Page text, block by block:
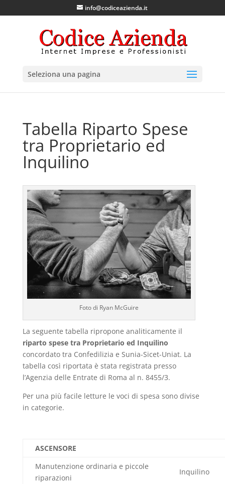
info@codiceazienda.it
Seleziona una pagina
Tabella Riparto Spese
tra Proprietario ed
Inquilino
Foto di Ryan McGuire
La seguente tabella ripropone analiticamente il
riparto spese tra Proprietario ed Inquilino
concordato tra Confedilizia e Sunia-Sicet-Uniat. La
tabella così riportata è stata registrata presso
l’Agenzia delle Entrate di Roma al n. 8455/3.
Per una più facile letture le voci di spesa sono divise
in categorie.
ASCENSORE
Manutenzione ordinaria e piccole
riparazioni
Inquilino